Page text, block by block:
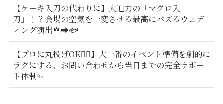
【ケーキ入刀の代わりに】大迫力の「マグロ入
刀」！？会場の空気を一変させる最高にバズるウェデ
ィング演出🎂➡️🐟
【プロに丸投げOK🙆‍♂️】大一番のイベント準備を劇的に
ラクにする、お問い合わせから当日までの完全サポー
ト体制✨